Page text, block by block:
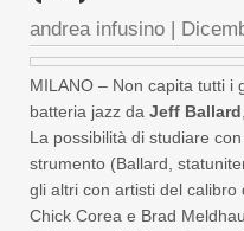
andrea infusino |
MILANO – Non capita tutti i
batteria jazz da Jeff Ballard
La possibilità di studiare
strumento (Ballard,
gli altri con artisti del calibro
Chick Corea e Brad